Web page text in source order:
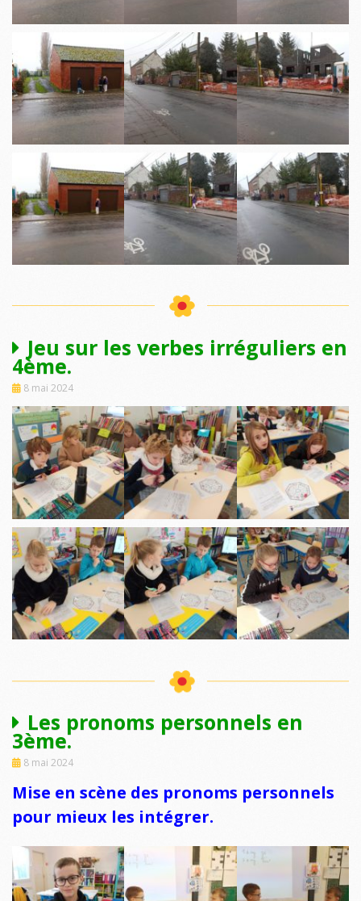
Jeu sur les verbes irréguliers en
4ème.
8 mai 2024
Les pronoms personnels en
3ème.
8 mai 2024
Mise en scène des pronoms personnels
pour mieux les intégrer.